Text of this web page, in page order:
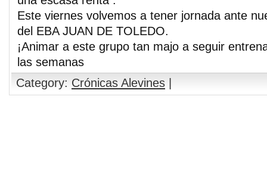
Este viernes volvemos a tener jornada ante
del EBA JUAN DE TOLEDO.
¡Animar a este grupo tan majo a seguir
las semanas
Category: Crónicas Alevines |